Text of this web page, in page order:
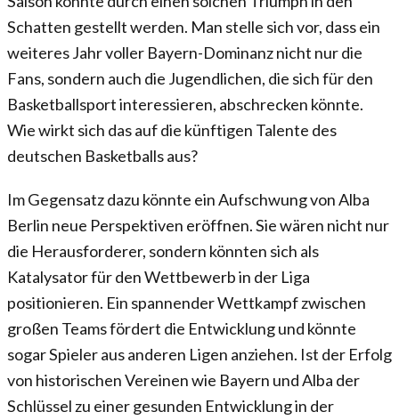
Schatten gestellt werden. Man stelle sich vor, dass ein
weiteres Jahr voller Bayern-Dominanz nicht nur die
Fans, sondern auch die Jugendlichen, die sich für den
Basketballsport interessieren, abschrecken könnte.
Wie wirkt sich das auf die künftigen Talente des
deutschen Basketballs aus?
Im Gegensatz dazu könnte ein Aufschwung von Alba
Berlin neue Perspektiven eröffnen. Sie wären nicht nur
die Herausforderer, sondern könnten sich als
Katalysator für den Wettbewerb in der Liga
positionieren. Ein spannender Wettkampf zwischen
großen Teams fördert die Entwicklung und könnte
sogar Spieler aus anderen Ligen anziehen. Ist der Erfolg
von historischen Vereinen wie Bayern und Alba der
Schlüssel zu einer gesunden Entwicklung in der